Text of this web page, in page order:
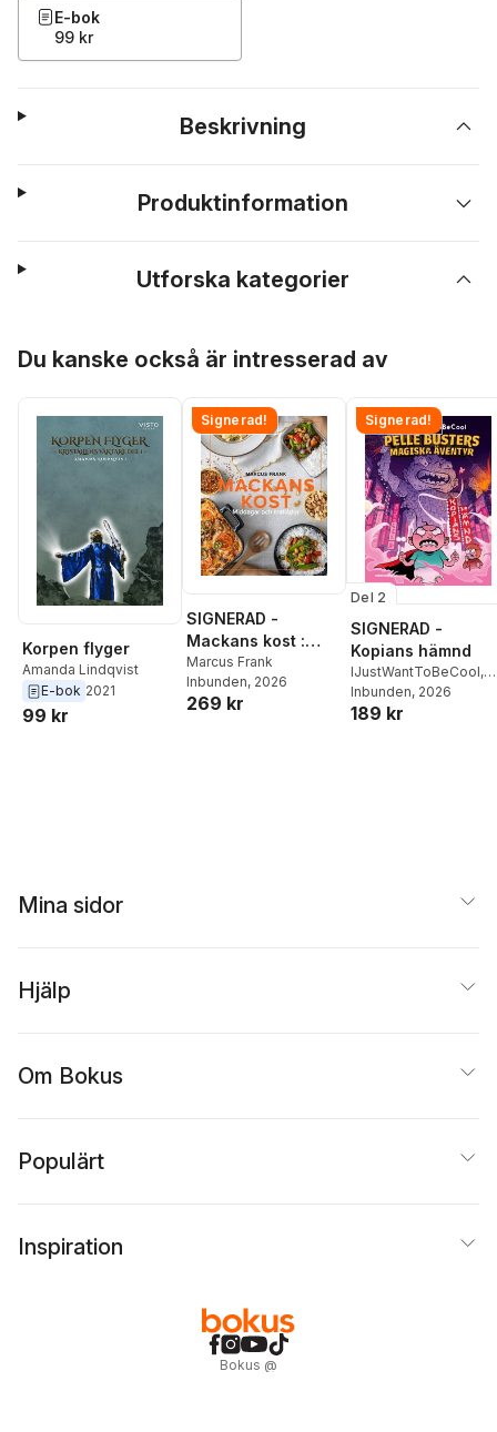
E-bok
99 kr
Beskrivning
Produktinformation
Utforska kategorier
Du kanske också är intresserad av
Korpen flyger
Amanda Lindqvist
E-bok 2021
99 kr
Signerad!
SIGNERAD -
Mackans kost :
Middagar och
matlådor
Marcus Frank
Inbunden, 2026
269 kr
Signerad!
Del 2
SIGNERAD -
Kopians hämnd
IJustWantToBeCool,
Joel Adolphson
Ejdemo Beer
Inbunden, 2026
189 kr
Mina sidor
Hjälp
Om Bokus
Populärt
Inspiration
Bokus @